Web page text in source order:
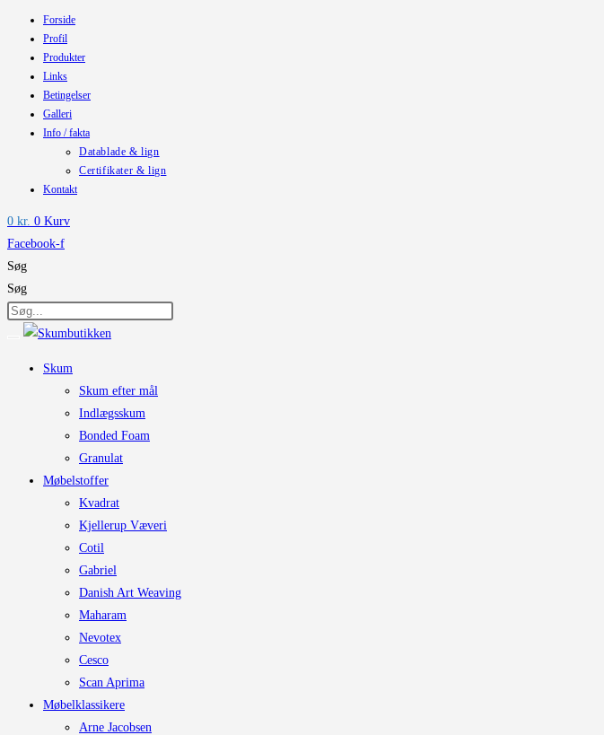
Forside
Profil
Produkter
Links
Betingelser
Galleri
Info / fakta
Datablade & lign
Certifikater & lign
Kontakt
0 kr. 0 Kurv
Facebook-f
Søg
Søg
Skum
Skum efter mål
Indlægsskum
Bonded Foam
Granulat
Møbelstoffer
Kvadrat
Kjellerup Væveri
Cotil
Gabriel
Danish Art Weaving
Maharam
Nevotex
Cesco
Scan Aprima
Møbelklassikere
Arne Jacobsen